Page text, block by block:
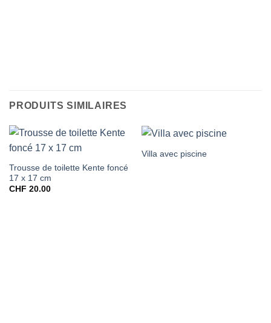
PRODUITS SIMILAIRES
Trousse de toilette Kente foncé
17 x 17 cm
CHF 20.00
Villa avec piscine